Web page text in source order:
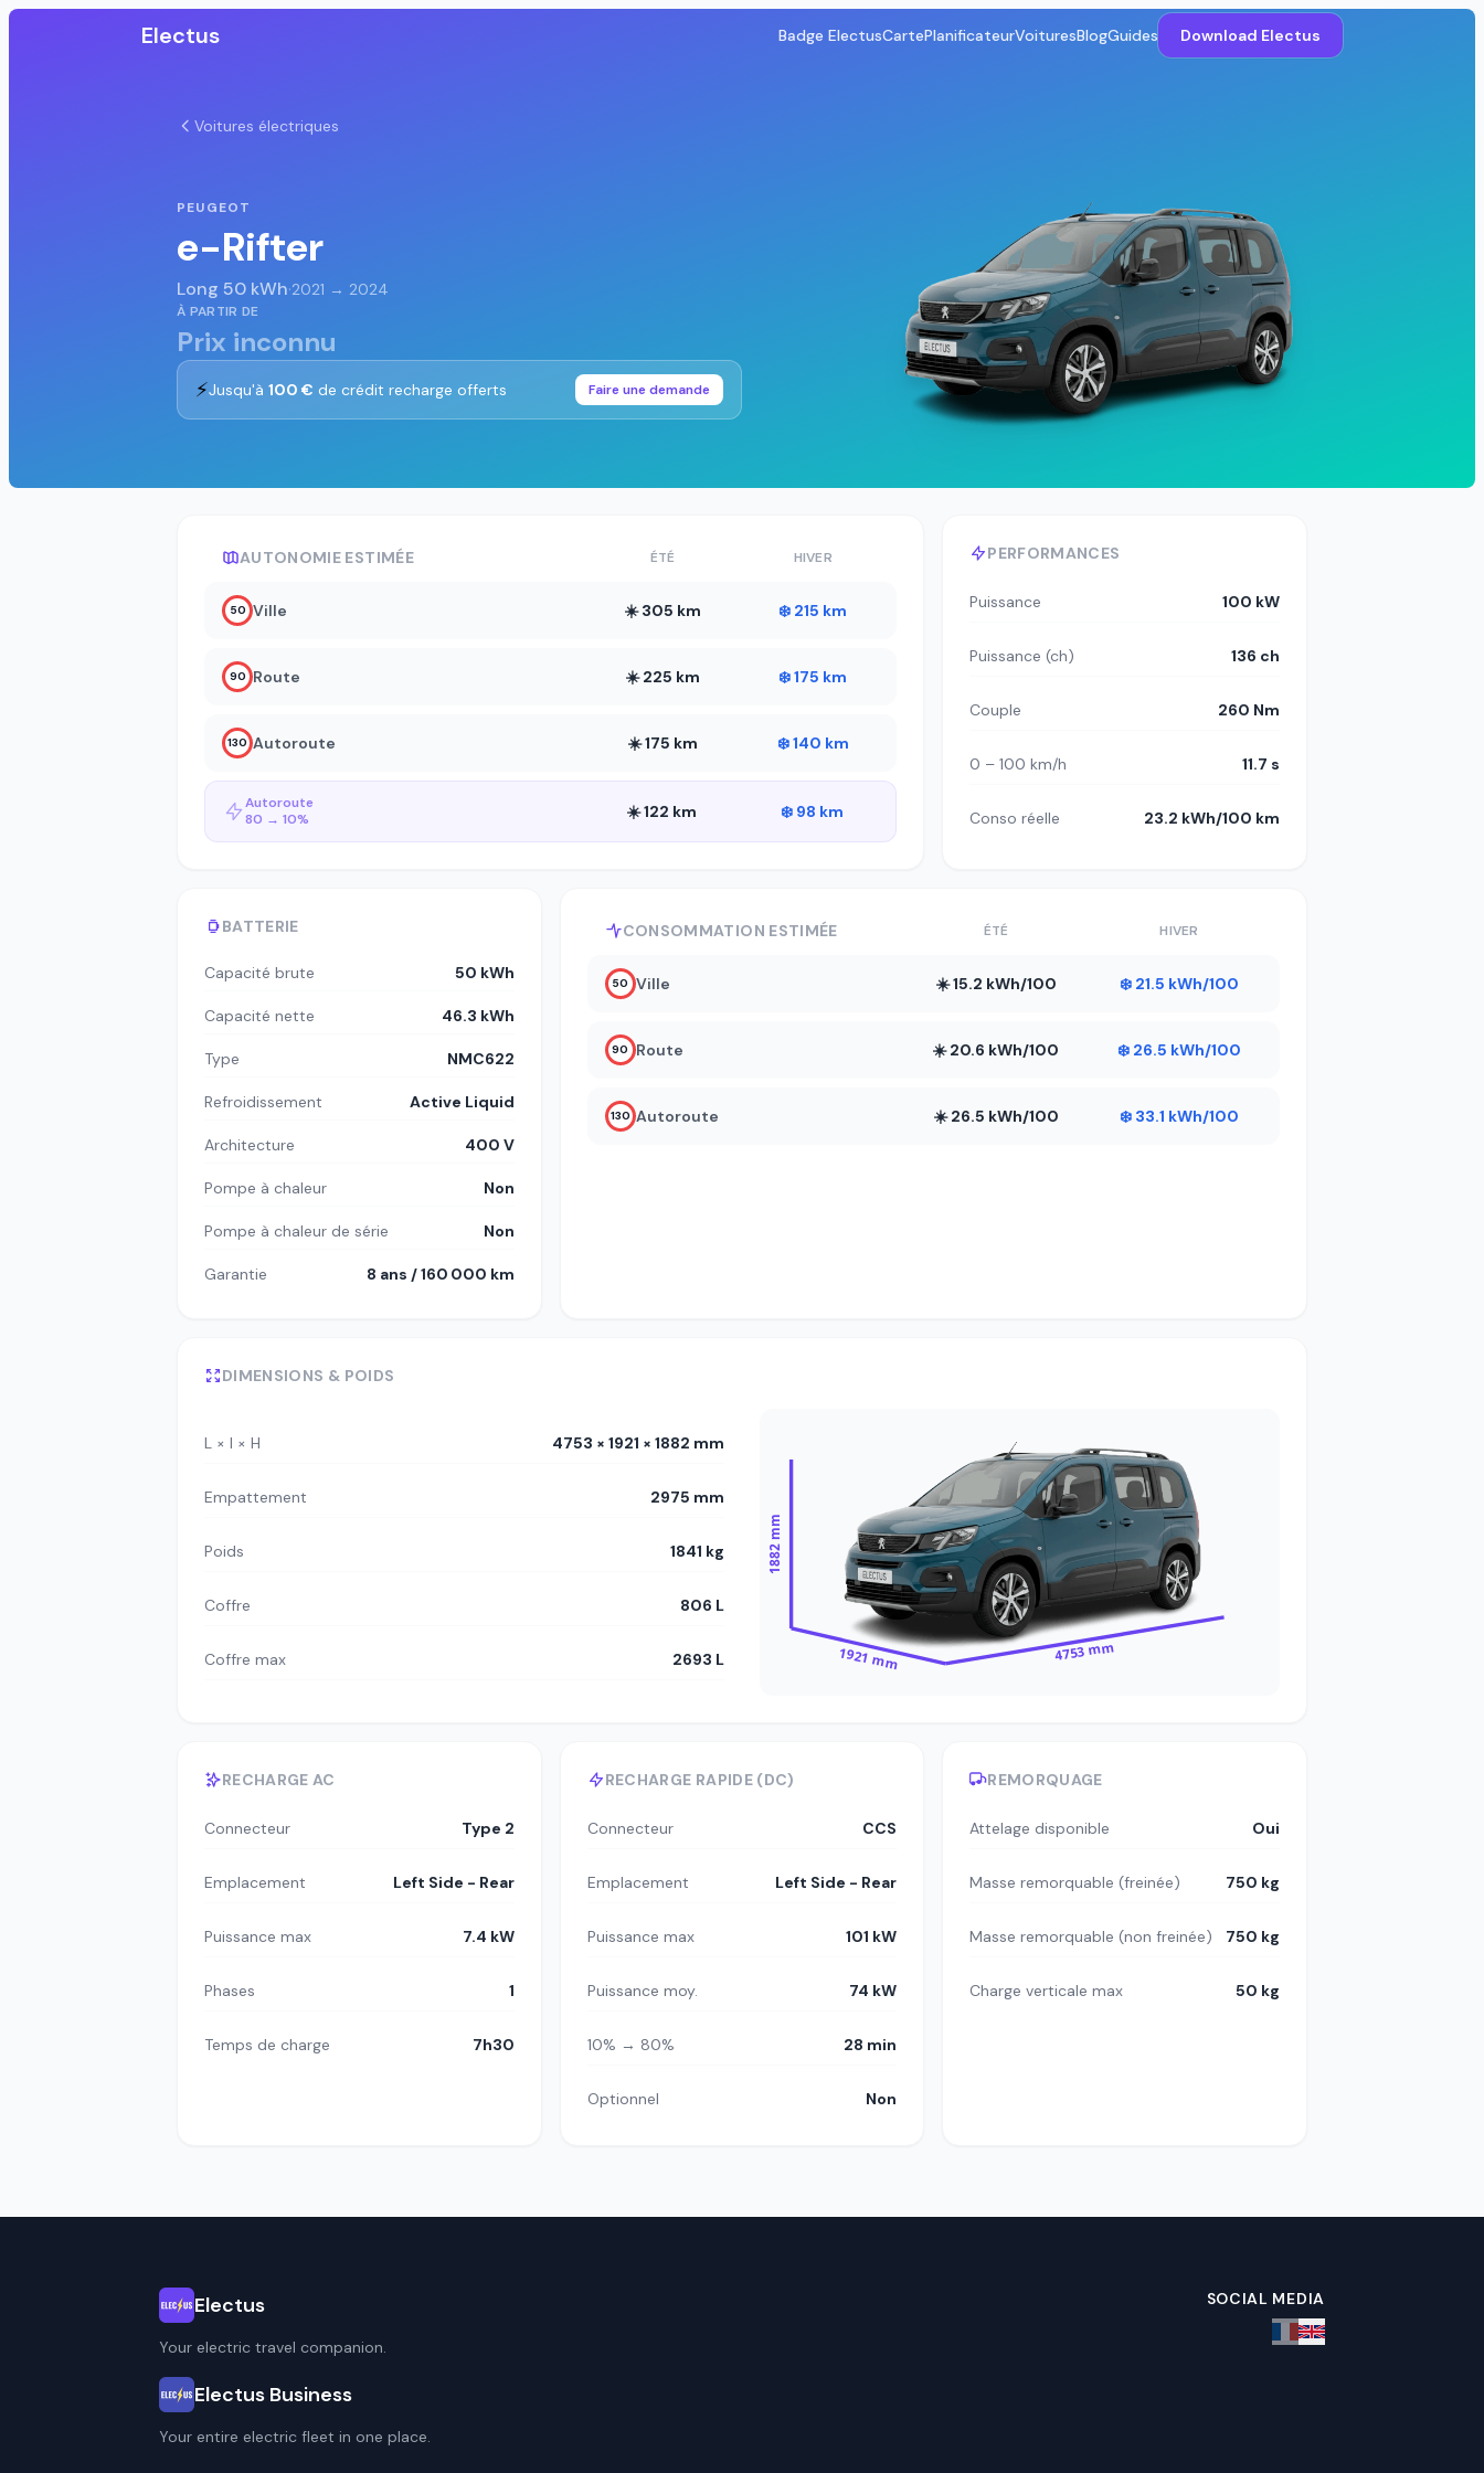
Electus Badge ElectusCartePlanificateurVoituresBlogGuides Download Electus
Voitures électriques
PEUGEOT
e-Rifter
Long 50 kWh·2021 → 2024
À PARTIR DE
Prix inconnu
⚡Jusqu'à 100 € de crédit recharge offerts Faire une demande
AUTONOMIE ESTIMÉE ÉTÉ HIVER
50 Ville ☀️ 305 km ❄️ 215 km
90 Route ☀️ 225 km ❄️ 175 km
130 Autoroute ☀️ 175 km ❄️ 140 km
Autoroute
80 → 10%
☀️ 122 km ❄️ 98 km
PERFORMANCES
Puissance 100 kW
Puissance (ch) 136 ch
Couple 260 Nm
0 – 100 km/h 11.7 s
Conso réelle 23.2 kWh/100 km
BATTERIE
Capacité brute 50 kWh
Capacité nette 46.3 kWh
Type NMC622
Refroidissement Active Liquid
Architecture 400 V
Pompe à chaleur Non
Pompe à chaleur de série Non
Garantie 8 ans / 160 000 km
CONSOMMATION ESTIMÉE ÉTÉ HIVER
50 Ville ☀️ 15.2 kWh/100 ❄️ 21.5 kWh/100
90 Route ☀️ 20.6 kWh/100 ❄️ 26.5 kWh/100
130 Autoroute ☀️ 26.5 kWh/100 ❄️ 33.1 kWh/100
DIMENSIONS & POIDS
L × l × H 4753 × 1921 × 1882 mm
Empattement 2975 mm
Poids 1841 kg
Coffre 806 L
Coffre max 2693 L
1882 mm
1921 mm 4753 mm
RECHARGE AC
Connecteur Type 2
Emplacement Left Side - Rear
Puissance max 7.4 kW
Phases 1
Temps de charge 7h30
RECHARGE RAPIDE (DC)
Connecteur CCS
Emplacement Left Side - Rear
Puissance max 101 kW
Puissance moy. 74 kW
10% → 80% 28 min
Optionnel Non
REMORQUAGE
Attelage disponible Oui
Masse remorquable (freinée) 750 kg
Masse remorquable (non freinée) 750 kg
Charge verticale max 50 kg
Electus
Your electric travel companion.
Electus Business
Your entire electric fleet in one place.
SOCIAL MEDIA